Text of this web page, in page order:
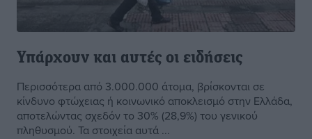
Υπάρχουν και αυτές οι ειδήσεις
Περισσότερα από 3.000.000 άτομα, βρίσκονται σε
κίνδυνο φτώχειας ή κοινωνικό αποκλεισμό στην Ελλάδα,
αποτελώντας σχεδόν το 30% (28,9%) του γενικού
πληθυσμού. Τα στοιχεία αυτά ...